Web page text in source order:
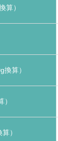
算）
換算）
）
）